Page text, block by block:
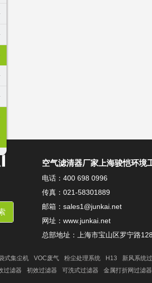
空气滤清器厂家上海骏恺环境
电话：400 698 0996
传真：021-58301889
邮箱：sales1@junkai.net
网址：www.junkai.net
总部地址：上海市宝山区罗宁路
式集尘机 VOC废气 粉尘处理系统 H13 新风系统
过滤器 初效过滤器 可洗式过滤器 金属打折网过滤器